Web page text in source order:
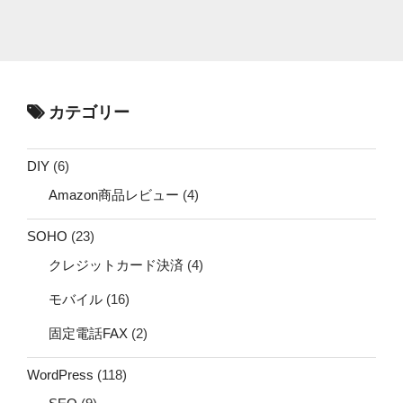
カテゴリー
DIY (6)
Amazon商品レビュー (4)
SOHO (23)
クレジットカード決済 (4)
モバイル (16)
固定電話FAX (2)
WordPress (118)